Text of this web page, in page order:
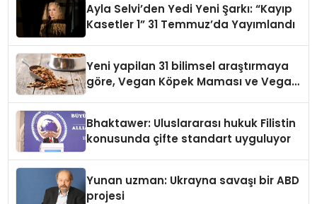
Ayla Selvi’den Yedi Yeni Şarkı: “Kayıp
Kasetler 1” 31 Temmuz’da Yayımlandı
Yeni yapilan 31 bilimsel araştırmaya
göre, Vegan Köpek Maması ve Vegan
Bhaktawer: Uluslararası hukuk Filistin
konusunda çifte standart uyguluyor
Yunan uzman: Ukrayna savaşı bir ABD
projesi